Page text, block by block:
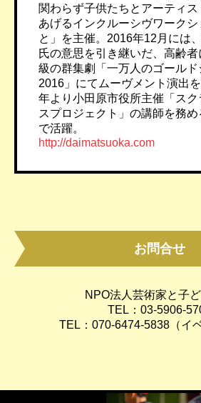
関わらず子供たちとアーティス
あげるインクルーシヴワーク
と」を主催。2016年12月には
氏の意思を引き継いだ、高齢
級の群集劇「一万人のゴールド
2016」にてムーヴメント演出
年より小田原市役所主催「ス
スプロジェクト」の講師を務
で活躍。
http://daimatsuoka.com
お問合せ
NPO法人芸術家と子
TEL：03-5906-
TEL：070-6474-5838（イ